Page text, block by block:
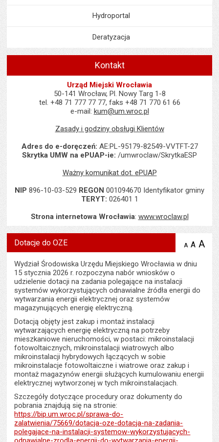
Hydroportal
Deratyzacja
Kontakt
Urząd Miejski Wrocławia
50-141 Wrocław, Pl. Nowy Targ 1-8
tel. +48 71 777 77 77, faks +48 71 770 61 66
e-mail: kum@um.wroc.pl
Zasady i godziny obsługi Klientów
Adres do e-doręczeń: AE:PL-95179-82549-VVTFT-27
Skrytka UMW na ePUAP-ie: /umwroclaw/SkrytkaESP
Ważny komunikat dot. ePUAP
NIP 896-10-03-529 REGON 001094670 Identyfikator gminy
TERYT: 026401 1
Strona internetowa Wrocławia: www.wroclaw.pl
Dotacje do OZE A zmniejsz
A A
Wydział Środowiska Urzędu Miejskiego Wrocławia w dniu
15 stycznia 2026 r. rozpoczyna nabór wniosków o
udzielenie dotacji na zadania polegające na instalacji
systemów wykorzystujących odnawialne źródła energii do
wytwarzania energii elektrycznej oraz systemów
magazynujących energię elektryczną.
Dotacją objęty jest zakup i montaż instalacji
wytwarzających energię elektryczną na potrzeby
mieszkaniowe nieruchomości, w postaci: mikroinstalacji
fotowoltaicznych, mikroinstalacji wiatrowych albo
mikroinstalacji hybrydowych łączących w sobie
mikroinstalacje fotowoltaiczne i wiatrowe oraz zakup i
montaż magazynów energii służących kumulowaniu energii
elektrycznej wytworzonej w tych mikroinstalacjach.
Szczegóły dotyczące procedury oraz dokumenty do
pobrania znajdują się na stronie:
https://bip.um.wroc.pl/sprawa-do-
zalatwienia/75669/dotacja-oze-dotacja-na-zadania-
polegajace-na-instalacji-systemow-wykorzystujacych-